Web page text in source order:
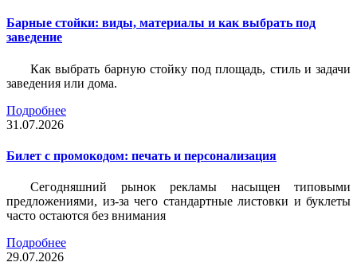
Барные стойки: виды, материалы и как выбрать под
заведение
Как выбрать барную стойку под площадь, стиль и задачи
заведения или дома.
Подробнее
31.07.2026
Билет c промокодом: печать и персонализация
Сегодняшний рынок рекламы насыщен типовыми
предложениями, из-за чего стандартные листовки и буклеты
часто остаются без внимания
Подробнее
29.07.2026